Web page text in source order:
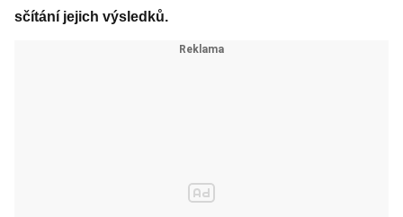
sčítání jejich výsledků.